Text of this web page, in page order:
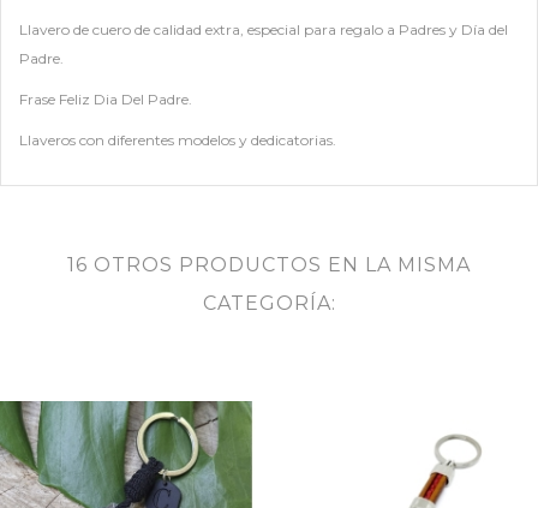
Llavero de cuero de calidad extra, especial para regalo a Padres y Día del
Padre.
Frase Feliz Dia Del Padre.
Llaveros con diferentes modelos y dedicatorias.
16 OTROS PRODUCTOS EN LA MISMA
CATEGORÍA: